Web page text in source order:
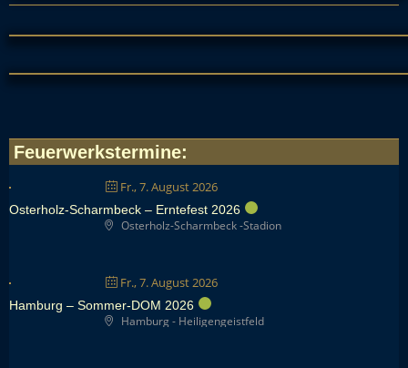
Feuerwerkstermine:
Fr., 7. August 2026
Osterholz-Scharmbeck – Erntefest 2026
Osterholz-Scharmbeck -Stadion
Fr., 7. August 2026
Hamburg – Sommer-DOM 2026
Hamburg - Heiligengeistfeld